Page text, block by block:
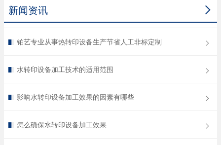

新闻资讯
铂艺专业从事热转印设备生产节省人工非标定制
水转印设备加工技术的适用范围
影响水转印设备加工效果的因素有哪些
怎么确保水转印设备加工效果